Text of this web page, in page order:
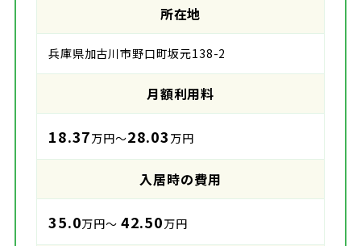
所在地
兵庫県加古川市野口町坂元138-2
月額利用料
18.37万円～28.03 万円
入居時の費用
35.0万円～ 42.50万円